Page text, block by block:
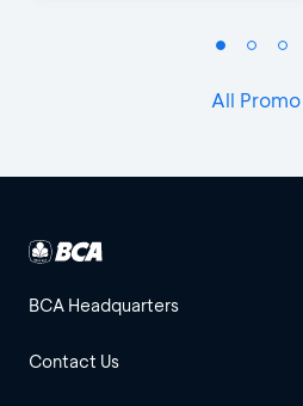
All Promo
BCA Headquarters
Contact Us